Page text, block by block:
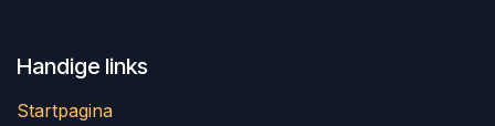
Handige links
Startpagina